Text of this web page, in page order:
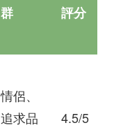
群
評分
情侶、
追求品
4.5/5